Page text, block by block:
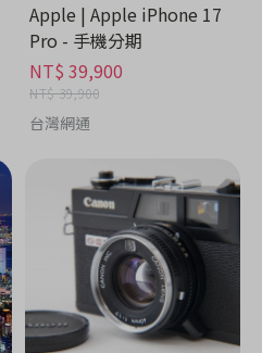
Apple | Apple iPhone 17
Pro - 手機分期
NT$ 39,900
NT$ 39,900
台灣網通